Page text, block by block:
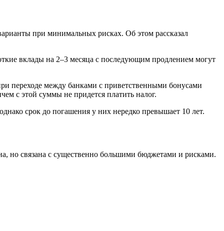
при минимальных рисках. Об этом рассказал
вклады на 2–3 месяца с последующим продлением могут
переходе между банками с приветственными бонусами
с этой суммы не придется платить налог.
срок до погашения у них нередко превышает 10 лет.
но связана с существенно большими бюджетами и рисками.